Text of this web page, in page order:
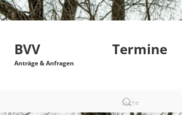
BVV
Anträge & Anfragen
Termine